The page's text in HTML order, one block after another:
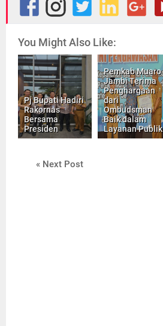
You Might Also Like:
Pj Bupati Hadiri
Rakornas
Bersama
Presiden
Pemkab Muaro
Jambi Terima
Penghargaan
dari
Ombudsman
Baik dalam
Layanan Publik
« Next Post